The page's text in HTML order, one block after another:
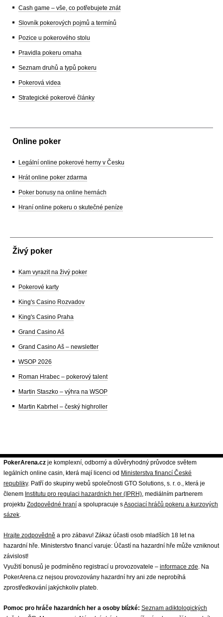
Cash game – vše, co potřebujete znát
Slovník pokerových pojmů a termínů
Pozice u pokerového stolu
Pravidla pokeru omaha
Seznam druhů a typů pokeru
Pokerová videa
Strategické pokerové články
Online poker
Legální online pokerové herny v Česku
Hrát online poker zdarma
Poker bonusy na online hernách
Hraní online pokeru o skutečné peníze
Živý poker
Kam vyrazit na živý poker
Pokerové karty
King's Casino Rozvadov
King's Casino Praha
Grand Casino Aš
Grand Casino Aš – newsletter
WSOP 2026
Roman Hrabec – pokerový talent
Martin Staszko – výhra na WSOP
Martin Kabrhel – český highroller
PokerArena.cz je komplexní, odborný a důvěryhodný průvodce světem
legálních online casin, která mají licenci od Ministerstva financí České
republiky. Patří do skupiny webů společnosti GTO Solutions, s. r. o., která je
členem Institutu pro regulaci hazardních her (IPRH) , mediálním partnerem
projektu Zodpovědné hraní a spolupracuje sAsociací hráčů pokeru a kurzových
sázek
Hrajte zodpovědně a pro zábavu! Zákaz účasti osob mladších 18 let na
hazardní hře. Ministerstvo financí varuje: Účastí na hazardní hře může vzniknout
závislost!
Využití bonusů je podmíněno registrací u provozovatele – informace zde . Na
PokerArena.cz nejsou provozovány hazardní hry ani zde neprobíhá
zprostředkování jakýchkoliv plateb.
Pomoc pro hráče hazardních her a osoby blízké: Seznam adiktologických